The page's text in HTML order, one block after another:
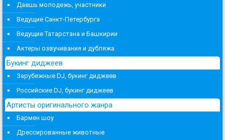
Даешь молодежь, участники
Ведущие Санкт-Петербурга
Ведущие Татарстана и Башкирии
Актеры озвучивания и дубляжа
Букинг диджеев
Зарубежные DJ, букинг диджеев
Российские DJ, букинг диджеев
Артисты оригинального жанра
Бармен шоу
Дрессированные животные